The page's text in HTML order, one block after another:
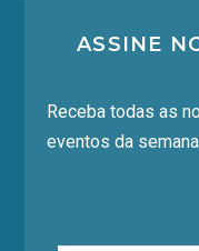
ASSINE
Receba todas as
eventos da